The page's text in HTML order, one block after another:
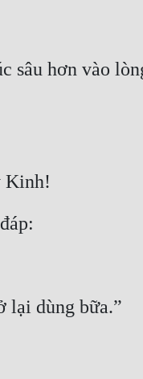
sâu hơn vào
Kinh!
lại dùng bữa.”